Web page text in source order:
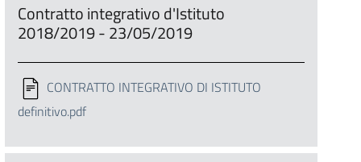
Contratto integrativo d'Istituto
2018/2019 - 23/05/2019
CONTRATTO INTEGRATIVO DI ISTITUTO
definitivo.pdf